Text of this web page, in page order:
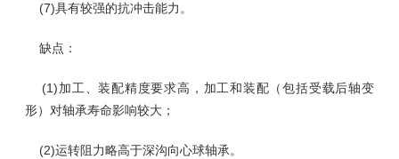
(7)具有较强的抗冲击能力。
缺点：
(1)加工、装配精度要求高，加工和装配（包括受载后轴变
形）对轴承寿命影响较大；
(2)运转阻力略高于深沟向心球轴承。